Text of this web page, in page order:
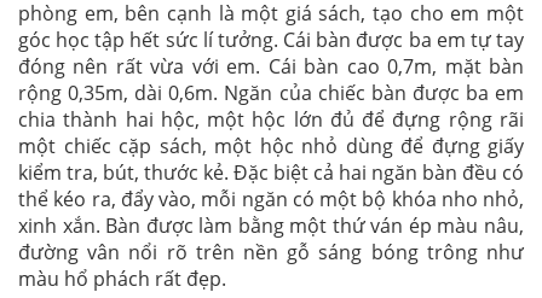
phòng em, bên cạnh là một giá sách, tạo cho em một
góc học tập hết sức lí tưởng. Cái bàn được ba em tự tay
đóng nên rất vừa với em. Cái bàn cao 0,7m, mặt bàn
rộng 0,35m, dài 0,6m. Ngăn của chiếc bàn được ba em
chia thành hai hộc, một hộc lớn đủ để đựng rộng rãi
một chiếc cặp sách, một hộc nhỏ dùng để đựng giấy
kiểm tra, bút, thước kẻ. Đặc biệt cả hai ngăn bàn đều có
thể kéo ra, đẩy vào, mỗi ngăn có một bộ khóa nho nhỏ,
xinh xắn. Bàn được làm bằng một thứ ván ép màu nâu,
đường vân nổi rõ trên nền gỗ sáng bóng trông như
màu hổ phách rất đẹp.